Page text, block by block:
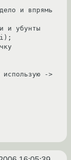
и впрямь
и убунты
i);
->